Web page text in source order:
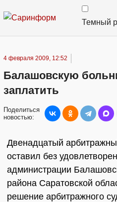
Темный
4 февраля 2009, 12:52
Балашовскую
заплатить
Поделиться
новостью:
Двенадцатый
оставил без
администрации
района Саратовской
решение арбитражного